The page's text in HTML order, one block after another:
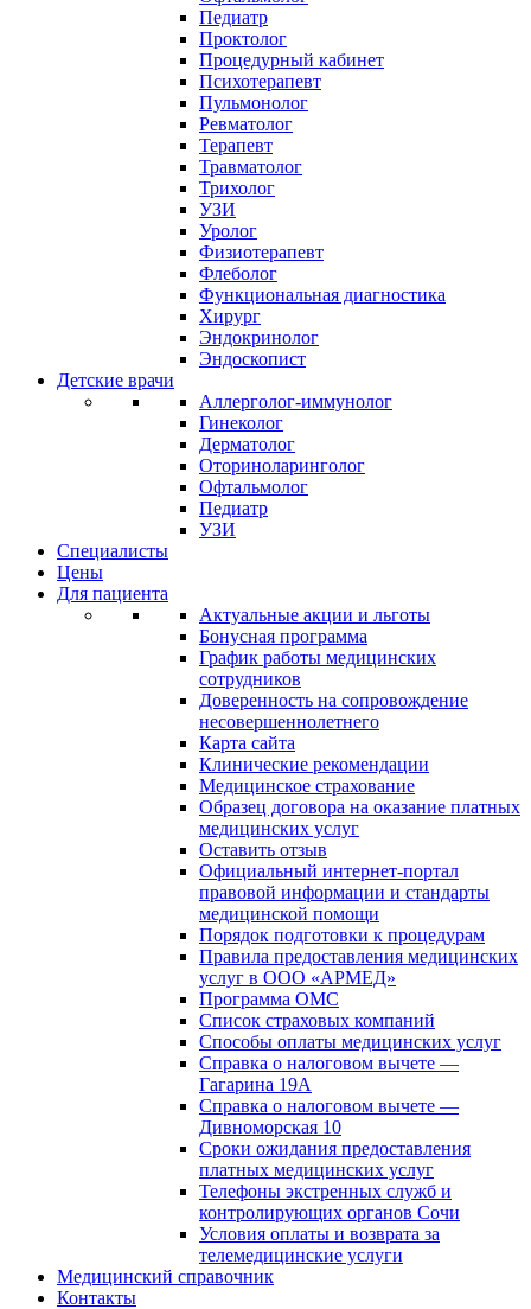
Педиатр
Проктолог
Процедурный кабинет
Психотерапевт
Пульмонолог
Ревматолог
Терапевт
Травматолог
Трихолог
УЗИ
Уролог
Физиотерапевт
Флеболог
Функциональная диагностика
Хирург
Эндокринолог
Эндоскопист
Детские врачи
Аллерголог-иммунолог
Гинеколог
Дерматолог
Оториноларинголог
Офтальмолог
Педиатр
УЗИ
Специалисты
Цены
Для пациента
Актуальные акции и льготы
Бонусная программа
График работы медицинских
сотрудников
Доверенность на сопровождение
несовершеннолетнего
Карта сайта
Клинические рекомендации
Медицинское страхование
Образец договора на оказание платных
медицинских услуг
Оставить отзыв
Официальный интернет-портал
правовой информации и стандарты
медицинской помощи
Порядок подготовки к процедурам
Правила предоставления медицинских
услуг в ООО «АРМЕД»
Программа ОМС
Список страховых компаний
Способы оплаты медицинских услуг
Справка о налоговом вычете —
Гагарина 19А
Справка о налоговом вычете —
Дивноморская 10
Сроки ожидания предоставления
платных медицинских услуг
Телефоны экстренных служб и
контролирующих органов Сочи
Условия оплаты и возврата за
телемедицинские услуги
Медицинский справочник
Контакты